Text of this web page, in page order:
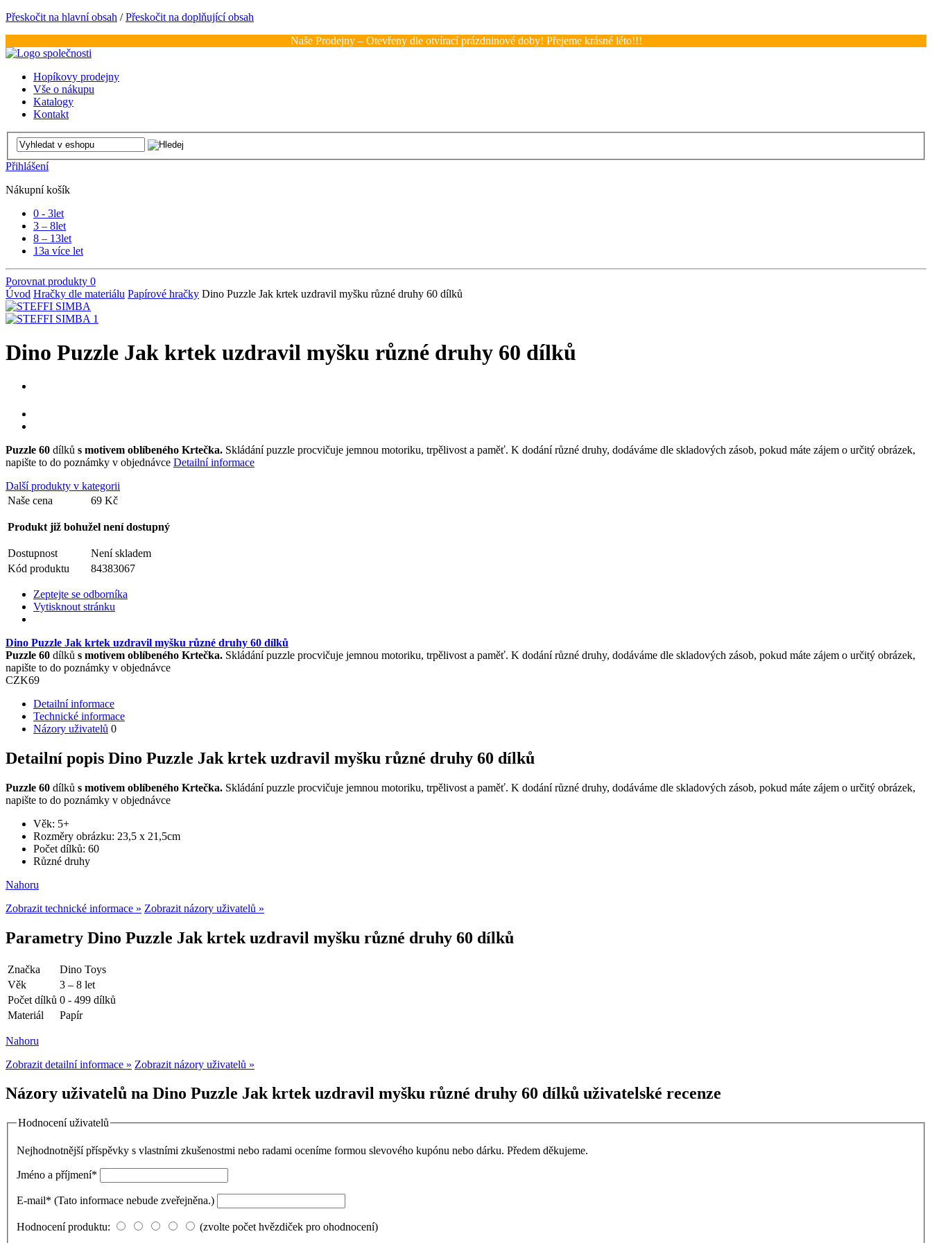
Přeskočit na hlavní obsah /Přeskočit na doplňující obsah
Naše Prodejny – Otevřeny dle otvírací prázdninové doby! Přejeme krásné léto!!!
Hopíkovy prodejny
Vše o nákupu
Katalogy
Kontakt
Přihlášení
Nákupní košík
0 - 3let
3 – 8let
8 – 13let
13a více let
Porovnat produkty 0
Úvod Hračky dle materiálu Papírové hračky Dino Puzzle Jak krtek uzdravil myšku různé druhy 60 dílků
Dino Puzzle Jak krtek uzdravil myšku různé druhy 60 dílků
Puzzle 60 dílků s motivem oblíbeného Krtečka. Skládání puzzle procvičuje jemnou motoriku, trpělivost a paměť. K dodání různé druhy, dodáváme dle skladových zásob, pokud máte zájem o určitý obrázek,
napište to do poznámky v objednávce Detailní informace
Další produkty v kategorii
Naše cena
69 Kč
Produkt již bohužel není dostupný
Dostupnost
Není skladem
Kód produktu
84383067
Zeptejte se odborníka
Vytisknout stránku
Dino Puzzle Jak krtek uzdravil myšku různé druhy 60 dílků
Puzzle 60 dílků s motivem oblíbeného Krtečka. Skládání puzzle procvičuje jemnou motoriku, trpělivost a paměť. K dodání různé druhy, dodáváme dle skladových zásob, pokud máte zájem o určitý obrázek,
napište to do poznámky v objednávce
CZK69
Detailní informace
Technické informace
Názory uživatelů 0
Detailní popis Dino Puzzle Jak krtek uzdravil myšku různé druhy 60 dílků
Puzzle 60 dílků s motivem oblíbeného Krtečka. Skládání puzzle procvičuje jemnou motoriku, trpělivost a paměť. K dodání různé druhy, dodáváme dle skladových zásob, pokud máte zájem o určitý obrázek,
napište to do poznámky v objednávce
Věk: 5+
Rozměry obrázku: 23,5 x 21,5cm
Počet dílků: 60
Různé druhy
Nahoru
Zobrazit technické informace » Zobrazit názory uživatelů »
Parametry Dino Puzzle Jak krtek uzdravil myšku různé druhy 60 dílků
Značka
Dino Toys
Věk
3 – 8 let
Počet dílků 0 - 499 dílků
Materiál
Papír
Nahoru
Zobrazit detailní informace » Zobrazit názory uživatelů »
Názory uživatelů na Dino Puzzle Jak krtek uzdravil myšku různé druhy 60 dílků uživatelské recenze
Hodnocení uživatelů
Nejhodnotnější příspěvky s vlastními zkušenostmi nebo radami oceníme formou slevového kupónu nebo dárku. Předem děkujeme.
Jméno a příjmení*
E-mail* (Tato informace nebude zveřejněna.)
Hodnocení produktu: (zvolte počet hvězdiček pro ohodnocení)